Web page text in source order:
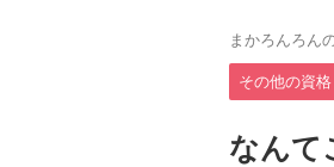
まかろんろん
その他の資格
なんて